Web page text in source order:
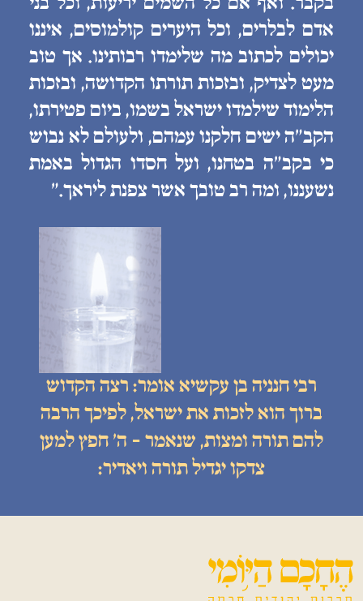
אדם לבלרים, וכל היערים קולמוסים, איננו
יכולים לכתוב מה שלימדו רבותינו. אך טוב
מעט לצדיק, ובזכות תורתו הקדושה, ובזכות
הלימוד שילמדו ישראל בשמו, ביום פטירתו,
הקב״ה ישים חלקנו עמהם, ולעולם לא נבוש
כי בקב״ה בטחנו, ועל חסדו הגדול באמת
נשעננו, ומה רב טובך אשר צפנת ליראך.״
רבי חנניה בן עקשיא אומר: רצה הקדוש
ברוך הוא לזכות את ישראל, לפיכך הרבה
להם תורה ומצות, שנאמר - ה׳ חפץ למען
צדקו יגדיל תורה ויאדיר: